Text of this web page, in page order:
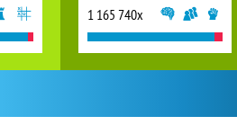
1 165 740x